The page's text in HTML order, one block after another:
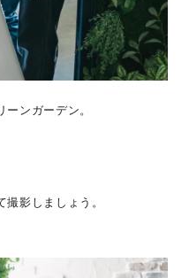
ンガーデン。
影しましょう。